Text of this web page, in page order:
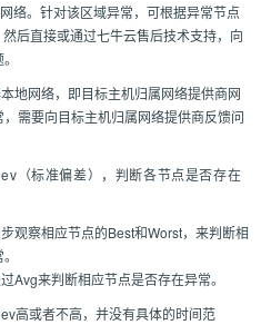
络。针对该区域异常，可根据异常节点
后直接或通过七牛云售后技术支持，向
地网络，即目标主机归属网络提供商网
需要向目标主机归属网络提供商反馈问
（标准偏差），判断各节点是否存在
观察相应节点的Best和Worst，来判断相
Avg来判断相应节点是否存在异常。
高或者不高，并没有具体的时间范